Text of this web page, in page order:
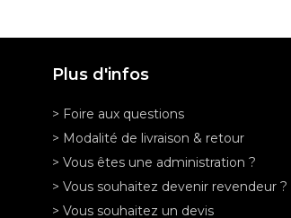
Plus d'infos
> Foire aux questions
> Modalité de livraison & retour
> Vous êtes une administration ?
> Vous souhaitez devenir revendeur ?
> Vous souhaitez un devis